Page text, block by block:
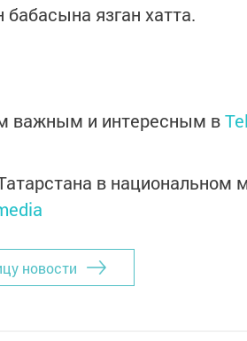
язган хатта.
важным и интересным в
в
новости